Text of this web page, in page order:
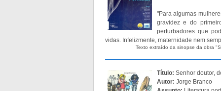
"Para algumas
gravidez e do
perturbadores que
vidas. Infelizmente, maternidade nem
Texto extraído da sinopse da obra
Título: Senhor doutor,
Autor: Jorge Branco